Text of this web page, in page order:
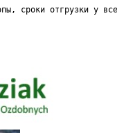
сроки отгрузки у